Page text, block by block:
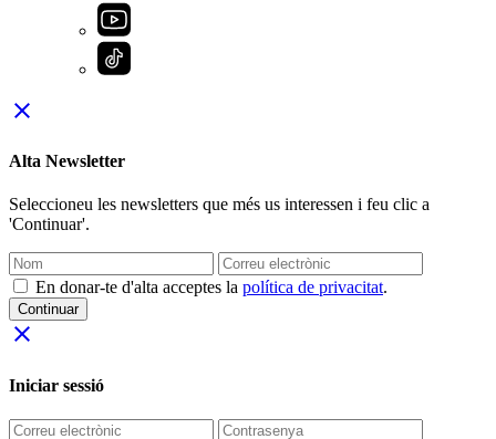
close
Alta Newsletter
Seleccioneu les newsletters que més us interessen i feu clic a
'Continuar'.
En donar-te d'alta acceptes la política de privacitat.
Continuar
close
Iniciar sessió